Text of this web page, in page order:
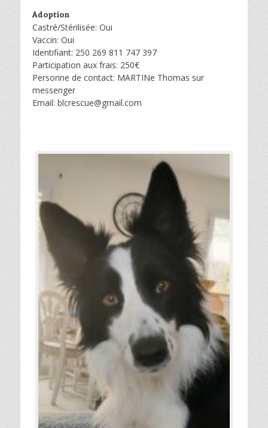
Adoption
Castré/Stérilisée: Oui
Vaccin: Oui
Identifiant: 250 269 811 747 397
Participation aux frais: 250€
Personne de contact: MARTINe Thomas sur
messenger
Email: blcrescue@gmail.com